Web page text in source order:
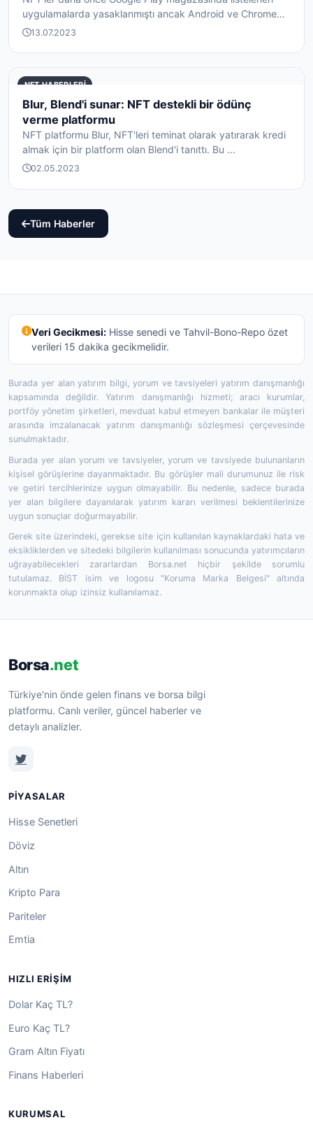
uygulamalarda yasaklanmıştı ancak Android ve Chrome
OS'd...
13.07.2023
NFT HABERLERI
Blur, Blend'i sunar: NFT destekli bir ödünç
verme platformu
NFT platformu Blur, NFT'leri teminat olarak yatırarak kredi
almak için bir platform olan Blend'i tanıttı. Bu ...
02.05.2023
Tüm Haberler
Veri Gecikmesi:Hisse senedi ve Tahvil-Bono-Repo özet
verileri 15 dakika gecikmelidir.
Burada yer alan yatırım bilgi, yorum ve tavsiyeleri yatırım danışmanlığı
kapsamında değildir. Yatırım danışmanlığı hizmeti; aracı kurumlar,
portföy yönetim şirketleri, mevduat kabul etmeyen bankalar ile müşteri
arasında imzalanacak yatırım danışmanlığı sözleşmesi çerçevesinde
sunulmaktadır.
Burada yer alan yorum ve tavsiyeler, yorum ve tavsiyede bulunanların
kişisel görüşlerine dayanmaktadır. Bu görüşler mali durumunuz ile risk
ve getiri tercihlerinize uygun olmayabilir. Bu nedenle, sadece burada
yer alan bilgilere dayanılarak yatırım kararı verilmesi beklentilerinize
uygun sonuçlar doğurmayabilir.
Gerek site üzerindeki, gerekse site için kullanılan kaynaklardaki hata ve
eksikliklerden ve sitedeki bilgilerin kullanılması sonucunda yatırımcıların
uğrayabilecekleri zararlardan Borsa.net hiçbir şekilde sorumlu
tutulamaz. BİST isim ve logosu "Koruma Marka Belgesi" altında
korunmakta olup izinsiz kullanılamaz.
Borsa.net
Türkiye'nin önde gelen finans ve borsa bilgi
platformu. Canlı veriler, güncel haberler ve
detaylı analizler.
PIYASALAR
Hisse Senetleri
Döviz
Altın
Kripto Para
Pariteler
Emtia
HIZLI ERIŞIM
Dolar Kaç TL?
Euro Kaç TL?
Gram Altın Fiyatı
Finans Haberleri
KURUMSAL